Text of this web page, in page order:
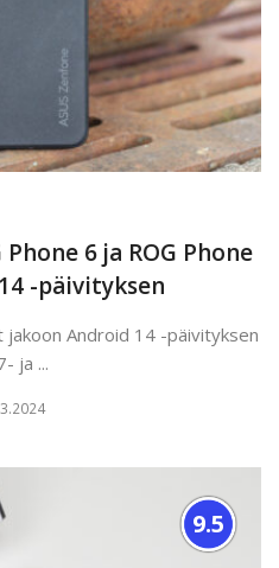
6 ja ROG Phone
-päivityksen
jakoon Android 14 -päivityksen
ja ...
9.5